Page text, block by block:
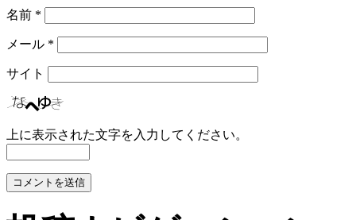
名前 *
メール *
サイト
上に表示された文字を入力してください。